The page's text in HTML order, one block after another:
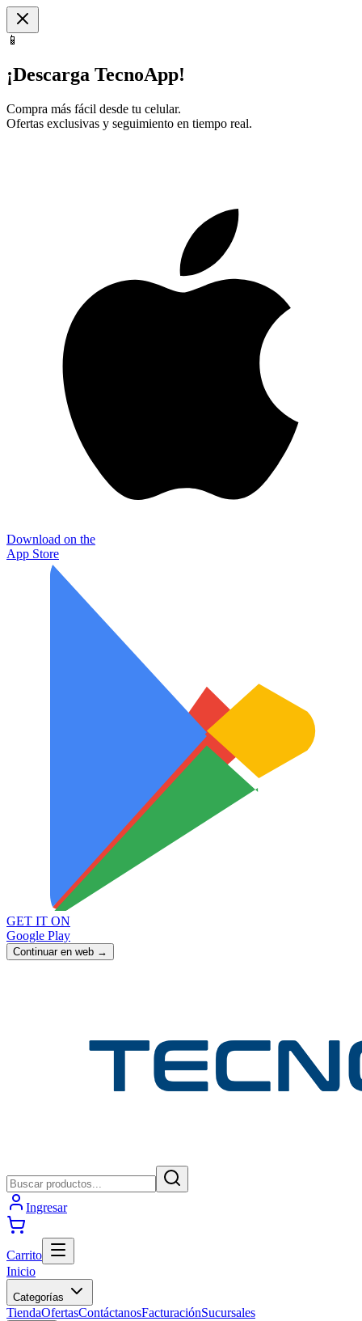
📱
¡Descarga TecnoApp!
Compra más fácil desde tu celular.
Ofertas exclusivas y seguimiento en tiempo real.
Download on the
App Store
GET IT ON
Google Play
Continuar en web →
Ingresar
Carrito
Inicio
Categorías
TiendaOfertasContáctanosFacturaciónSucursales